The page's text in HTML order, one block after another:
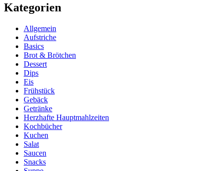
Kategorien
Allgemein
Aufstriche
Basics
Brot & Brötchen
Dessert
Dips
Eis
Frühstück
Gebäck
Getränke
Herzhafte Hauptmahlzeiten
Kochbücher
Kuchen
Salat
Saucen
Snacks